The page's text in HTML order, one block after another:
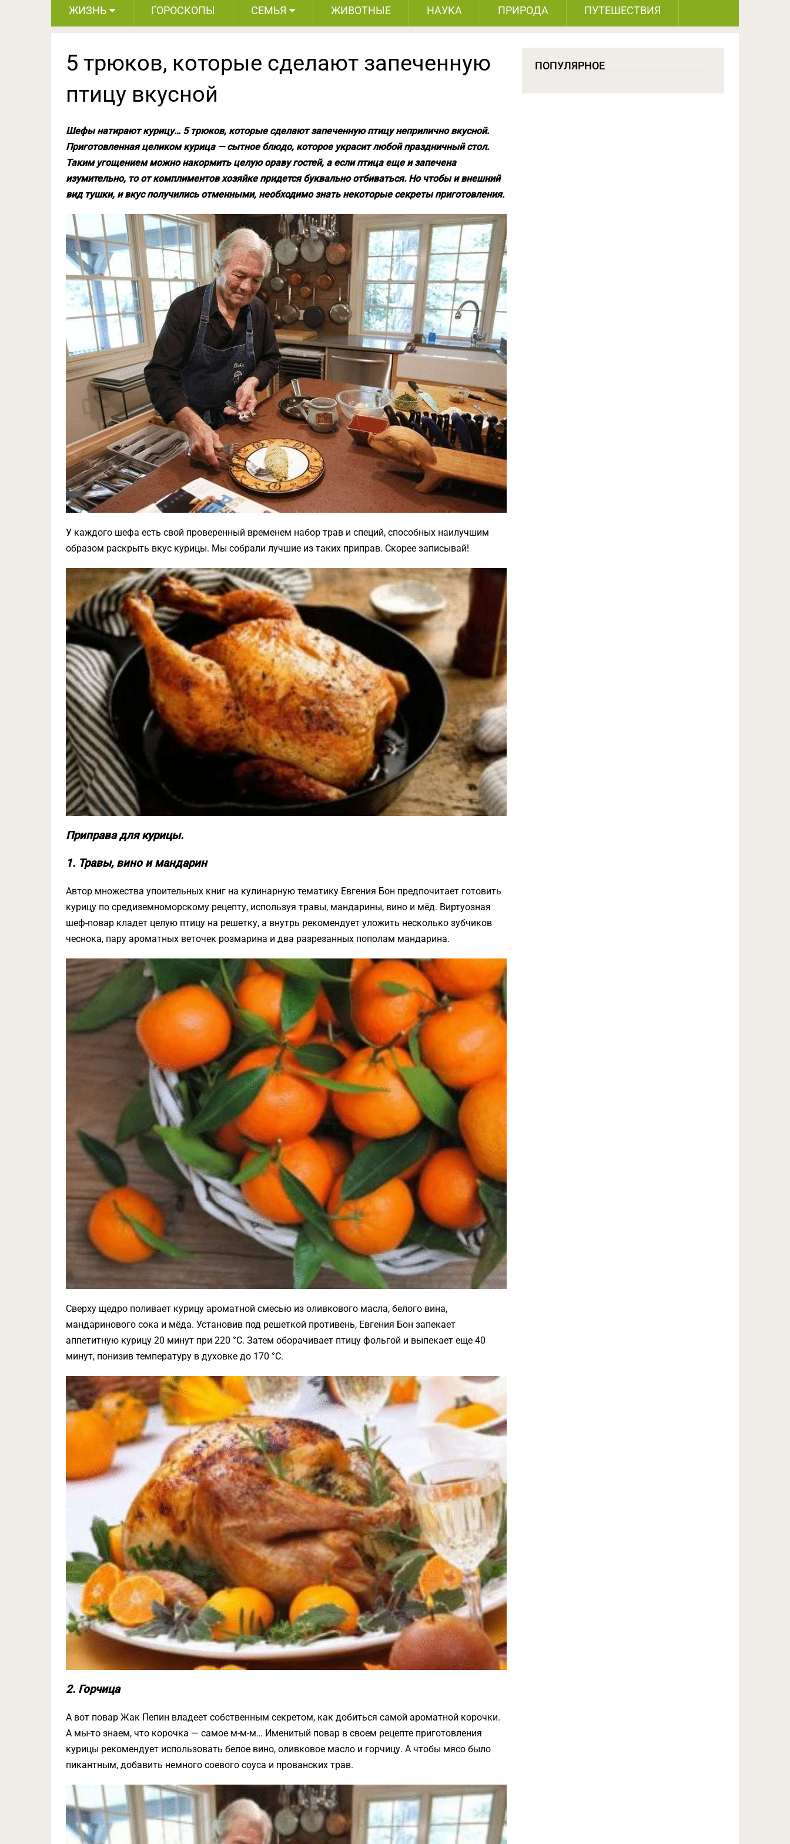
ЖИЗНЬ ГОРОСКОПЫ СЕМЬЯ ЖИВОТНЫЕ НАУКА ПРИРОДА ПУТЕШЕСТВИЯ
5 трюков, которые сделают запеченную
птицу вкусной
Шефы натирают курицу… 5 трюков, которые сделают запеченную птицу неприлично вкусной.
Приготовленная целиком курица — сытное блюдо, которое украсит любой праздничный стол.
Таким угощением можно накормить целую ораву гостей, а если птица еще и запечена
изумительно, то от комплиментов хозяйке придется буквально отбиваться. Но чтобы и внешний
вид тушки, и вкус получились отменными, необходимо знать некоторые секреты приготовления.
У каждого шефа есть свой проверенный временем набор трав и специй, способных наилучшим
образом раскрыть вкус курицы. Мы собрали лучшие из таких приправ. Скорее записывай!
Приправа для курицы.
1. Травы, вино и мандарин
Автор множества упоительных книг на кулинарную тематику Евгения Бон предпочитает готовить
курицу по средиземноморскому рецепту, используя травы, мандарины, вино и мёд. Виртуозная
шеф-повар кладет целую птицу на решетку, а внутрь рекомендует уложить несколько зубчиков
чеснока, пару ароматных веточек розмарина и два разрезанных пополам мандарина.
Сверху щедро поливает курицу ароматной смесью из оливкового масла, белого вина,
мандаринового сока и мёда. Установив под решеткой противень, Евгения Бон запекает
аппетитную курицу 20 минут при 220 °C. Затем оборачивает птицу фольгой и выпекает еще 40
минут, понизив температуру в духовке до 170 °C.
2. Горчица
А вот повар Жак Пепин владеет собственным секретом, как добиться самой ароматной корочки.
А мы-то знаем, что корочка — самое м-м-м… Именитый повар в своем рецепте приготовления
курицы рекомендует использовать белое вино, оливковое масло и горчицу. А чтобы мясо было
пикантным, добавить немного соевого соуса и прованских трав.
ПОПУЛЯРНОЕ